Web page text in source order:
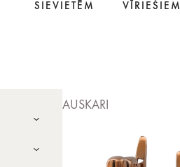
SIEVIETĒM VĪRIEŠIEM
AUSKARI